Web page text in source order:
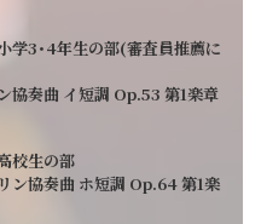
学3･4年生の部(審査員推薦に
協奏曲 イ短調 Op.53 第1楽章
校生の部
ン協奏曲 ホ短調 Op.64 第1楽